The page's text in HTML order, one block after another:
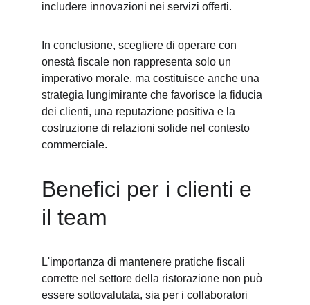
includere innovazioni nei servizi offerti.
In conclusione, scegliere di operare con
onestà fiscale non rappresenta solo un
imperativo morale, ma costituisce anche una
strategia lungimirante che favorisce la fiducia
dei clienti, una reputazione positiva e la
costruzione di relazioni solide nel contesto
commerciale.
Benefici per i clienti e
il team
L'importanza di mantenere pratiche fiscali
corrette nel settore della ristorazione non può
essere sottovalutata, sia per i collaboratori